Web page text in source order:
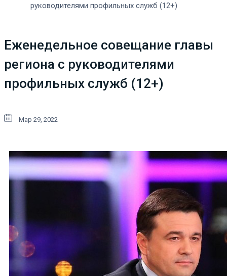
руководителями профильных служб (12+)
Еженедельное совещание главы
региона с руководителями
профильных служб (12+)
Мар 29, 2022